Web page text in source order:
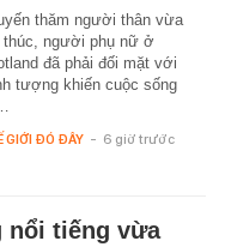
thăm người thân vừa
thúc, người phụ nữ ở
đã phải đối mặt với
tượng khiến cuộc sống
GIỚI ĐÓ ĐÂY - 6 giờ trước
nổi tiếng vừa